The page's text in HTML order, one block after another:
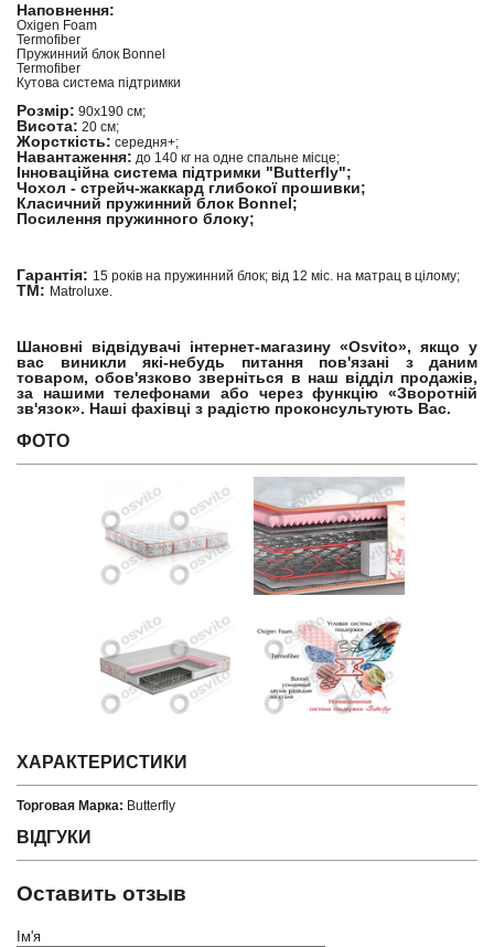
Наповнення:
Oxigen Foam
Termofiber
Пружинний блок Bonnel
Termofiber
Кутова система підтримки
Розмір: 90х190 см;
Висота: 20 см;
Жорсткість: середня+;
Навантаження: до 140 кг на одне спальне місце;
Інноваційна система підтримки "Butterfly";
Чохол - стрейч-жаккард глибокої прошивки;
Класичний пружинний блок Bonnel;
Посилення пружинного блоку;
Гарантія: 15 років на пружинний блок; від 12 міс. на матрац в цілому;
ТМ: Matroluxe.
Шановні відвідувачі інтернет-магазину «Osvito», якщо у
вас виникли які-небудь питання пов'язані з даним
товаром, обов'язково зверніться в наш відділ продажів,
за нашими телефонами або через функцію «Зворотній
зв'язок». Наші фахівці з радістю проконсультують Вас.
ФОТО
ХАРАКТЕРИСТИКИ
Торговая Марка: Butterfly
ВІДГУКИ
Оставить отзыв
Ім'я